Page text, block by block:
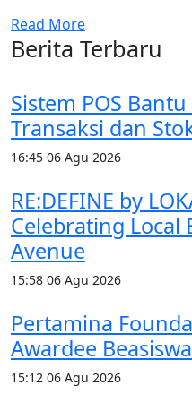
Read More
Berita Terbaru
Sistem POS
Transaksi dan
16:45 06 Agu 2026
RE:DEFINE by
Celebrating Local
Avenue
15:58 06 Agu 2026
Pertamina
Awardee
15:12 06 Agu 2026